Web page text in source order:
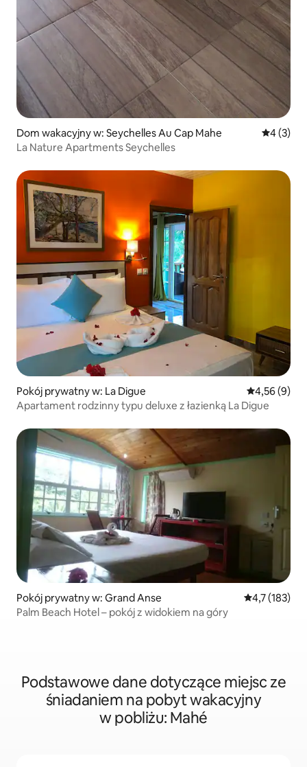
Dom wakacyjny w: Seychelles Au Cap Mahe Średnia
4 (3)
La Nature Apartments Seychelles
Pokój prywatny w: La Digue Średnia
4,56 (9)
Apartament rodzinny typu deluxe z łazienką La Digue
Pokój prywatny w: Grand Anse Średnia
4,7 (183)
Palm Beach Hotel – pokój z widokiem na góry
Podstawowe dane dotyczące miejsc ze
śniadaniem na pobyt wakacyjny
w pobliżu: Mahé